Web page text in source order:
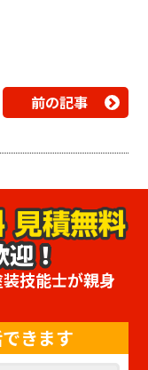
前の記事
！
技能士が親身
きます